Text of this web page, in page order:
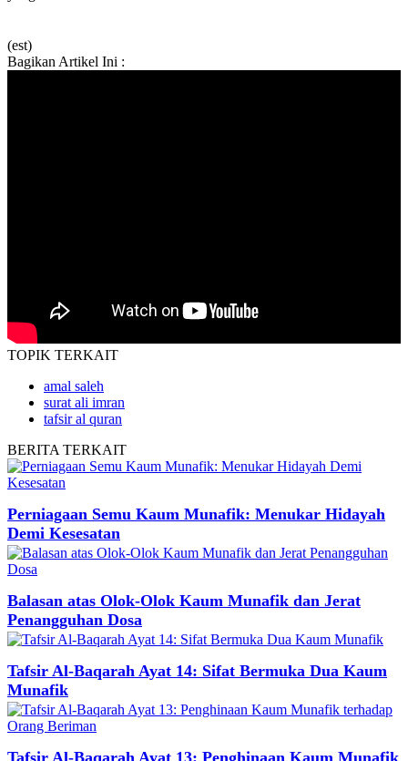
(est)
Bagikan Artikel Ini :
TOPIK TERKAIT
amal saleh
surat ali imran
tafsir al quran
BERITA TERKAIT
Perniagaan Semu Kaum Munafik: Menukar Hidayah
Demi Kesesatan
Balasan atas Olok-Olok Kaum Munafik dan Jerat
Penangguhan Dosa
Tafsir Al-Baqarah Ayat 14: Sifat Bermuka Dua Kaum
Munafik
Tafsir Al-Baqarah Ayat 13: Penghinaan Kaum Munafik